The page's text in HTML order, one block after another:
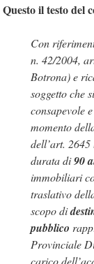
Questo il testo del
Con
n. 42/2004,
Botrona) e
soggetto che
consapevole
momento
dell’art. 2645
durata di90
immobiliari
traslativo
scopo di
pubblico
Provinciale
carico